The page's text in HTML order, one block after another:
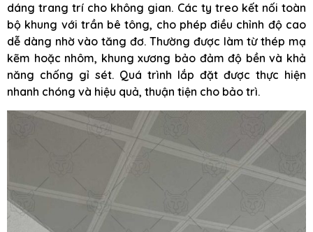
dáng trang trí cho không gian. Các ty treo kết nối toàn
bộ khung với trần bê tông, cho phép điều chỉnh độ cao
dễ dàng nhờ vào tăng đơ. Thường được làm từ thép mạ
kẽm hoặc nhôm, khung xương bảo đảm độ bền và khả
năng chống gỉ sét. Quá trình lắp đặt được thực hiện
nhanh chóng và hiệu quả, thuận tiện cho bảo trì.